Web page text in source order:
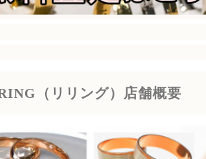
（リリング）店舗概要